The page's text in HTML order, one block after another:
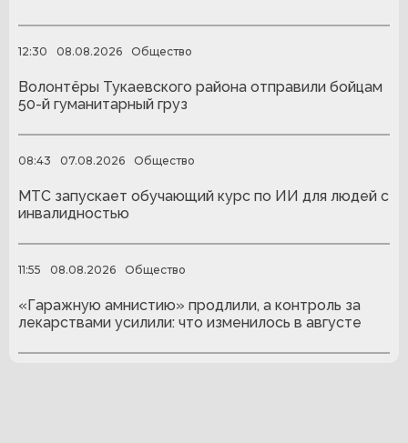
12:30 08.08.2026 Общество
Волонтёры Тукаевского района отправили бойцам
50-й гуманитарный груз
08:43 07.08.2026 Общество
МТС запускает обучающий курс по ИИ для людей с
инвалидностью
11:55 08.08.2026 Общество
«Гаражную амнистию» продлили, а контроль за
лекарствами усилили: что изменилось в августе